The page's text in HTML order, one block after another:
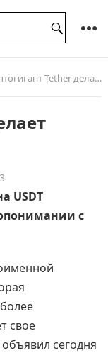
Tether делает ставку на Грузию
USDT
с
свое
сегодня